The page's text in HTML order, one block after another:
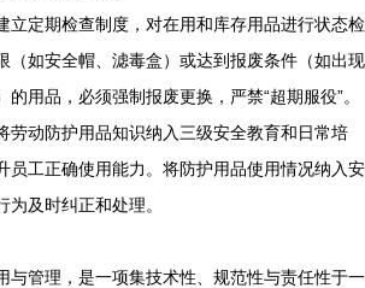
立定期检查制度，对在用和库存用品进行状态检
（如安全帽、滤毒盒）或达到报废条件（如出现
用品，必须强制报废更换，严禁“超期服役”。
劳动防护用品知识纳入三级安全教育和日常培
员工正确使用能力。将防护用品使用情况纳入安
及时纠正和处理。
与管理，是一项集技术性、规范性与责任性于一